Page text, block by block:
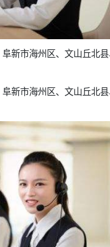
新市海州区、文山丘北
新市海州区、文山丘北